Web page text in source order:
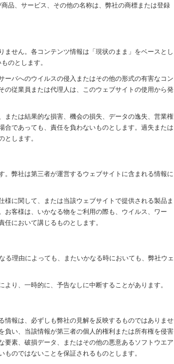
品、サービス、その他の名称は、弊社の商標または登録
せん。各コンテンツ情報は「現状のまま」をベースとし
のとします。
バへのウイルスの侵入またはその他の形式の有害なコン
従業員または代理人は、このウェブサイトの使用から発
たは結果的な損害、機会の損失、データの逸失、営業権
であっても、責任を負わないものとします。過失または
します。
弊社は第三者が運営するウェブサイトに含まれる情報に
に関して、または当該ウェブサイトで提供される製品ま
客様は、いかなる物をご利用の際も、ウイルス、ワー
において講じるものとします。
理由によっても、またいかなる時においても、弊社ウェ
り、一時的に、予告なしに中断することがあります。
報は、必ずしも弊社の見解を反映するものではありませ
い、当該情報が第三者の個人的権利または所有権を侵害
素、破損データ、またはその他の悪意あるソフトウエア
のではないことを保証されるものとします。